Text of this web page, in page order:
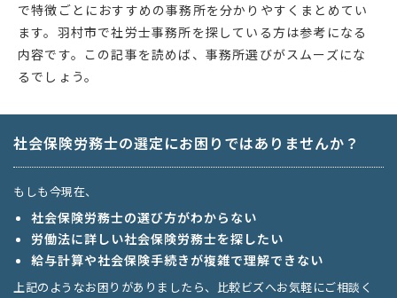
で特徴ごとにおすすめの事務所を分かりやすくまとめてい
ます。羽村市で社労士事務所を探している方は参考になる
内容です。この記事を読めば、事務所選びがスムーズにな
るでしょう。
社会保険労務士の選定にお困りではありませんか？
もしも今現在、
社会保険労務士の選び方がわからない
労働法に詳しい社会保険労務士を探したい
給与計算や社会保険手続きが複雑で理解できない
上記のようなお困りがありましたら、比較ビズへお気軽にご相談く